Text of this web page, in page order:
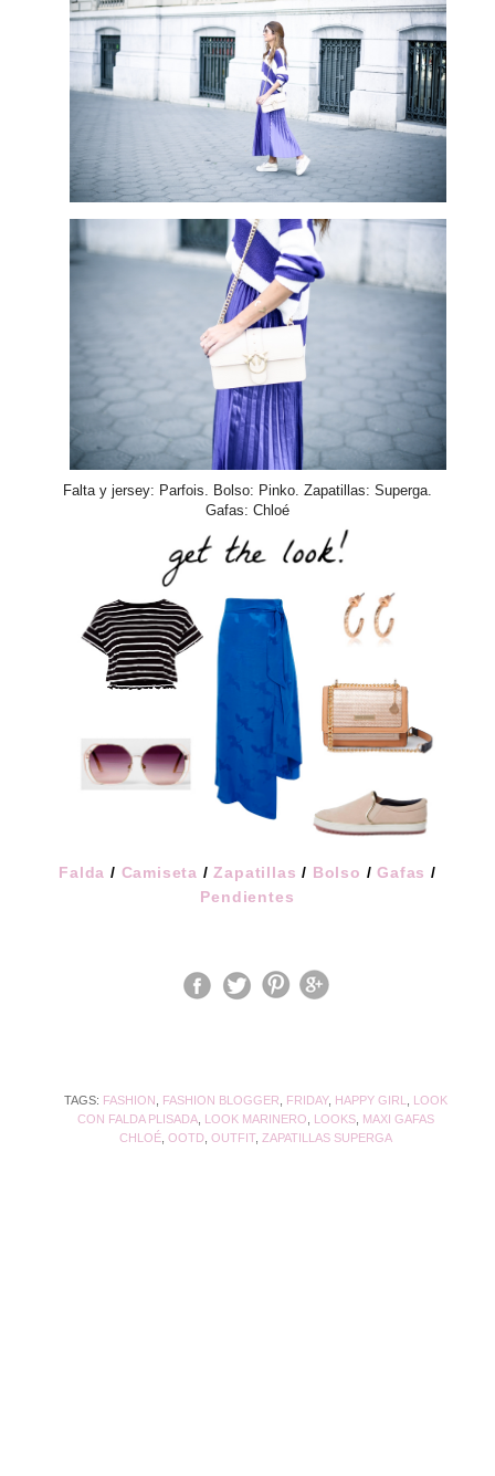
Falta y jersey: Parfois. Bolso: Pinko. Zapatillas: Superga.
Gafas: Chloé
Falda / Camiseta /Zapatillas / Bolso /Gafas /
Pendientes
TAGS: FASHION FASHION BLOGGER FRIDAY, HAPPY GIRL
LOOK
CON FALDA PLISADA LOOK MARINERO LOOKS MAXI GAFAS
CHLOÉ ,OOTD ,OUTFIT, ZAPATILLAS SUPERGA